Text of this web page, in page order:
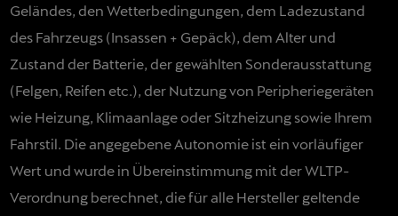
Geländes, den Wetterbedingungen, dem Ladezustand
des Fahrzeugs (Insassen + Gepäck), dem Alter und
Zustand der Batterie, der gewählten Sonderausstattung
(Felgen, Reifen etc.), der Nutzung von Peripheriegeräten
wie Heizung, Klimaanlage oder Sitzheizung sowie Ihrem
Fahrstil. Die angegebene Autonomie ist ein vorläufiger
Wert und wurde in Übereinstimmung mit der WLTP-
Verordnung berechnet, die für alle Hersteller geltende